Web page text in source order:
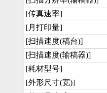
[传真速率]
[月打印量]
[扫描速度(稿台)]
[扫描速度(输稿器)]
[耗材型号]
[外形尺寸(宽)]